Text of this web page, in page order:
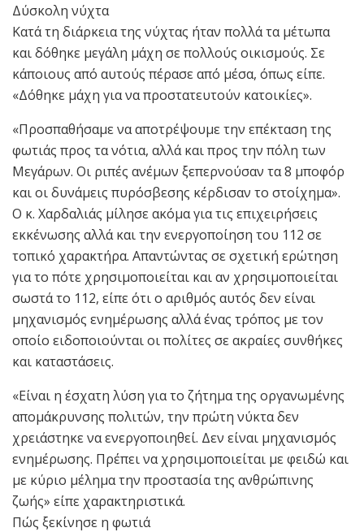
Δύσκολη νύχτα
Κατά τη διάρκεια της νύχτας ήταν πολλά τα μέτωπα
και δόθηκε μεγάλη μάχη σε πολλούς οικισμούς. Σε
κάποιους από αυτούς πέρασε από μέσα, όπως είπε.
«Δόθηκε μάχη για να προστατευτούν κατοικίες».
«Προσπαθήσαμε να αποτρέψουμε την επέκταση της
φωτιάς προς τα νότια, αλλά και προς την πόλη των
Μεγάρων. Οι ριπές ανέμων ξεπερνούσαν τα 8 μποφόρ
και οι δυνάμεις πυρόσβεσης κέρδισαν το στοίχημα».
Ο κ. Χαρδαλιάς μίλησε ακόμα για τις επιχειρήσεις
εκκένωσης αλλά και την ενεργοποίηση του 112 σε
τοπικό χαρακτήρα. Απαντώντας σε σχετική ερώτηση
για το πότε χρησιμοποιείται και αν χρησιμοποιείται
σωστά το 112, είπε ότι ο αριθμός αυτός δεν είναι
μηχανισμός ενημέρωσης αλλά ένας τρόπος με τον
οποίο ειδοποιούνται οι πολίτες σε ακραίες συνθήκες
και καταστάσεις.
«Είναι η έσχατη λύση για το ζήτημα της οργανωμένης
απομάκρυνσης πολιτών, την πρώτη νύκτα δεν
χρειάστηκε να ενεργοποιηθεί. Δεν είναι μηχανισμός
ενημέρωσης. Πρέπει να χρησιμοποιείται με φειδώ και
με κύριο μέλημα την προστασία της ανθρώπινης
ζωής» είπε χαρακτηριστικά.
Πώς ξεκίνησε η φωτιά